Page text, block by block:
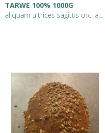
TARWE 100% 1000G
aliquam ultrices sagittis orci a scelerisque purus semper eget duis at tellus at urna cond